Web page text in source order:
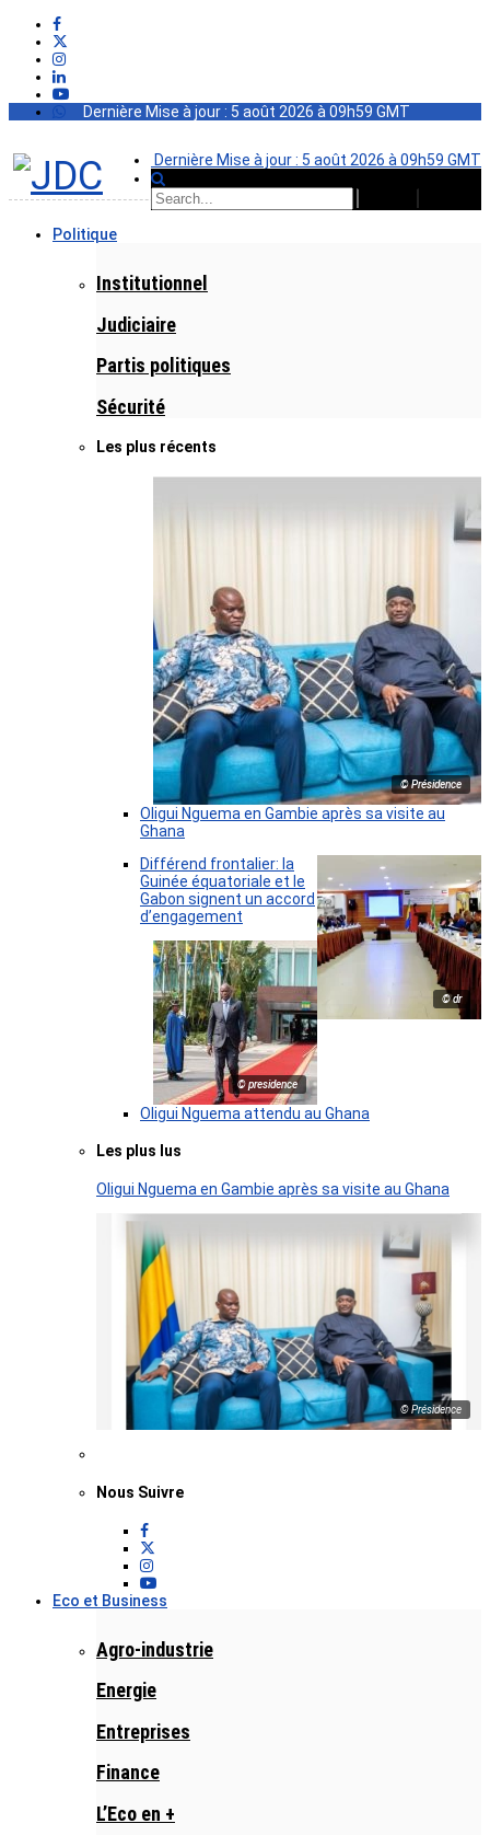
Dernière Mise à jour : 5 août 2026 à 09h59 GMT
Dernière Mise à jour : 5 août 2026 à 09h59 GMT
Politique
Institutionnel
Judiciaire
Partis politiques
Sécurité
Les plus récents
© Présidence
Oligui Nguema en Gambie après sa visite au
Ghana
© dr
Différend frontalier: la
Guinée équatoriale et le
Gabon signent un accord
d’engagement
© presidence
Oligui Nguema attendu au Ghana
Les plus lus
Oligui Nguema en Gambie après sa visite au Ghana
© Présidence
Nous Suivre
Eco et Business
Agro-industrie
Energie
Entreprises
Finance
L’Eco en +